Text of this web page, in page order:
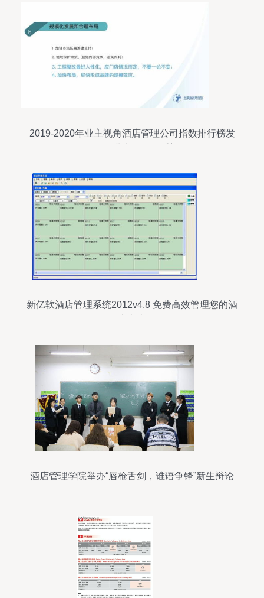
2019-2020年业主视角酒店管理公司指数排行榜发
新亿软酒店管理系统2012v4.8 免费高效管理您的酒
酒店管理学院举办“唇枪舌剑，谁语争锋”新生辩论